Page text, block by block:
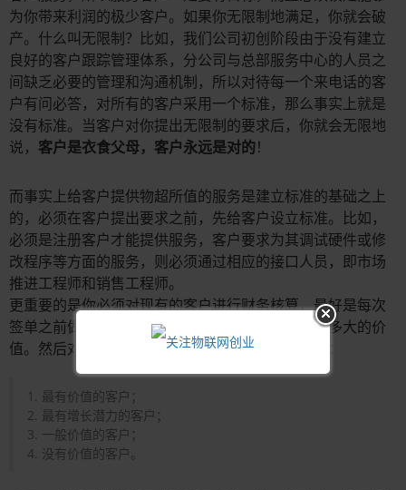
为你带来利润的极少客户。如果你无限制地满足，你就会破
产。什么叫无限制？比如，我们公司初创阶段由于没有建立
良好的客户跟踪管理体系，分公司与总部服务中心的人员之
间缺乏必要的管理和沟通机制，所以对待每一个来电话的客
户有问必答，对所有的客户采用一个标准，那么事实上就是
没有标准。当客户对你提出无限制的要求后，你就会无限地
说， 客户是衣食父母，客户永远是对的！
而事实上给客户提供物超所值的服务是建立标准的基础之上
的，必须在客户提出要求之前，先给客户设立标准。比如，
必须是注册客户才能提供服务，客户要求为其调试硬件或修
改程序等方面的服务，则必须通过相应的接口人员，即市场
推进工程师和销售工程师。
更重要的是你必须对现有的客户进行财务核算，最好是每次
签单之前做好核算，必须了解这个对公司能够带来多大的价
值。然后对客户进行分类管理，比如，将客户分为：
1. 最有价值的客户；
2. 最有增长潜力的客户；
3. 一般价值的客户；
4. 没有价值的客户。